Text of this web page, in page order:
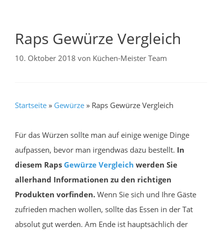
Raps Gewürze Vergleich
10. Oktober 2018 von Küchen-Meister Team
Startseite » Gewürze » Raps Gewürze Vergleich
Für das Würzen sollte man auf einige wenige Dinge
aufpassen, bevor man irgendwas dazu bestellt. In
diesem Raps Gewürze Vergleich werden Sie
allerhand Informationen zu den richtigen
Produkten vorfinden. Wenn Sie sich und Ihre Gäste
zufrieden machen wollen, sollte das Essen in der Tat
absolut gut werden. Am Ende ist hauptsächlich der